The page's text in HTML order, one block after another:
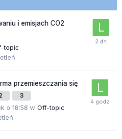
i emisjach CO2
topic
przemieszczania się
3
o 18:58 w Off-topic